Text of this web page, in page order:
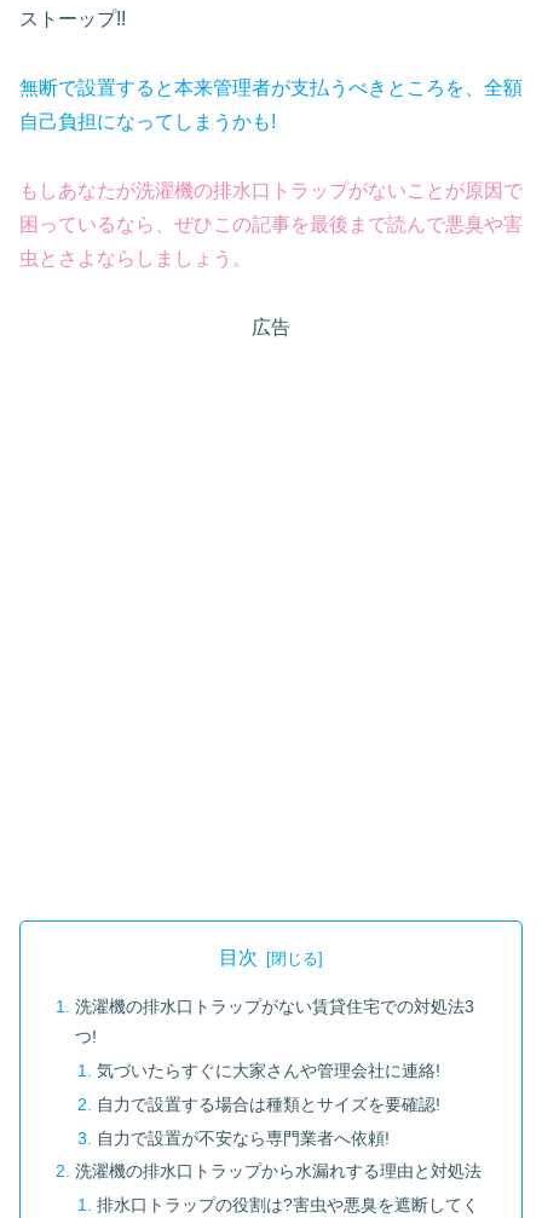
ストーップ!!
無断で設置すると本来管理者が支払うべきところを、全額
自己負担になってしまうかも!
もしあなたが洗濯機の排水口トラップがないことが原因で
困っているなら、ぜひこの記事を最後まで読んで悪臭や害
虫とさよならしましょう 。
広告
目次
洗濯機の排水口トラップがない賃貸住宅での対処法3
つ!
気づいたらすぐに大家さんや管理会社に連絡!
自力で設置する場合は種類とサイズを要確認!
自力で設置が不安なら専門業者へ依頼!
洗濯機の排水口トラップから水漏れする理由と対処法
排水口トラップの役割は?害虫や悪臭を遮断してく